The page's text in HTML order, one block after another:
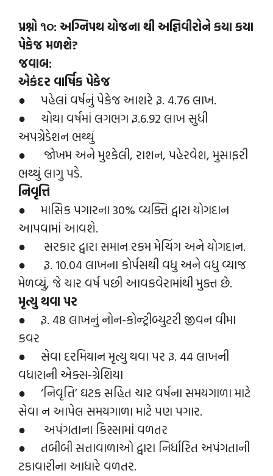
પ્રશ્નો ૧૦: અગ્નિપથ યોજના થી અજ્ઞિવીરોને કયા કયા
પેકેજ મળશે?
જવાબ:
એકંદર વાર્ષિક પેકેજ
● પહેલાં વર્ષનું પેકેજ આશરે રૂ. 4.76 લાખ.
● ચોથા વર્ષમાં લગભગ રૂ.6.92 લાખ સુધી
અપગ્રેડેશન ભથ્થું
● જોખમ અને મુશ્કેલી, રાશન, પહેરવેશ, મુસાફરી
ભથ્થું લાગુ પડે.
નિવૃત્તિ
● માસિક પગારના 30% વ્યક્તિ દ્વારા યોગદાન
આપવામાં આવશે.
● સરકાર દ્વારા સમાન રકમ મેચિંગ અને યોગદાન.
● રૂ. 10.04 લાખના કોર્પસથી વધુ અને વધુ વ્યાજ
મેળવ્યું, જે ચાર વર્ષ પછી આવકવેરામાંથી મુક્ત છે.
મૃત્યુ થવા પર
● રૂ. 48 લાખનું નોન-કોન્ટ્રીબ્યુટરી જીવન વીમા
કવર
● સેવા દરમિયાન મૃત્યુ થવા પર રૂ. 44 લાખની
વધારાની એક્સ-ગ્રેશિયા
● ‘નિવૃત્તિ’ ઘટક સહિત ચાર વર્ષના સમયગાળા માટે
સેવા ન આપેલ સમયગાળા માટે પણ પગાર.
● અપંગતાના કિસ્સામાં વળતર
● તબીબી સત્તાવાળાઓ દ્વારા નિર્ધારિત અપંગતાની
ટકાવારીના આધારે વળતર.